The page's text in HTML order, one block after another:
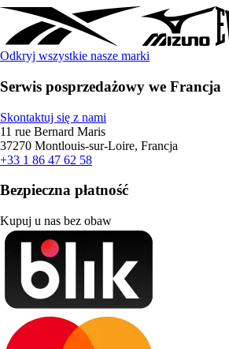
Odkryj wszystkie nasze marki
Serwis posprzedażowy we Francja
Skontaktuj się z nami
11 rue Bernard Maris
37270 Montlouis-sur-Loire, Francja
+33 1 86 47 62 58
Bezpieczna płatność
Kupuj u nas bez obaw